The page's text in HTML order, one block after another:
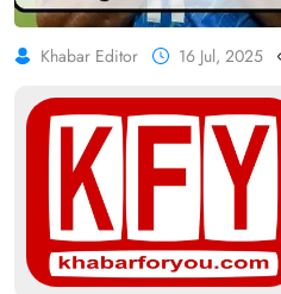
Khabar Editor 16 Jul, 2025